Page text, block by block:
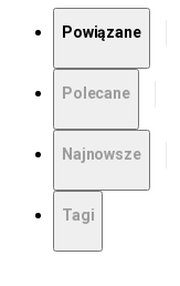
Powiązane
Polecane
Najnowsze
Tagi